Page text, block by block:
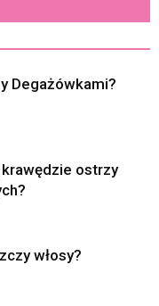
Degażówkami?
ostrzy
włosy?